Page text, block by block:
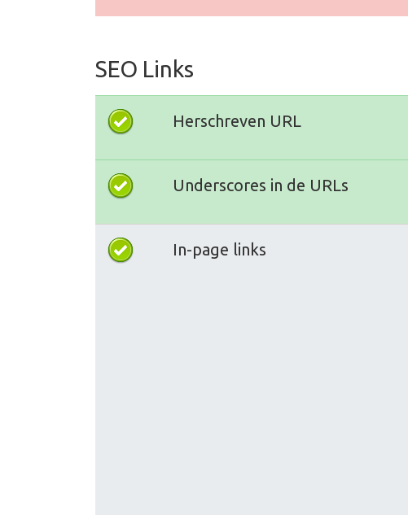
SEO Links
Herschreven URL
Underscores in de URLs
In-page links